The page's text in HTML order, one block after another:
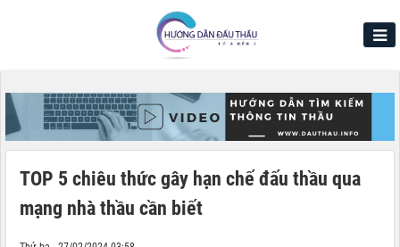
TOP 5 chiêu thức gây hạn chế đấu thầu qua
mạng nhà thầu cần biết